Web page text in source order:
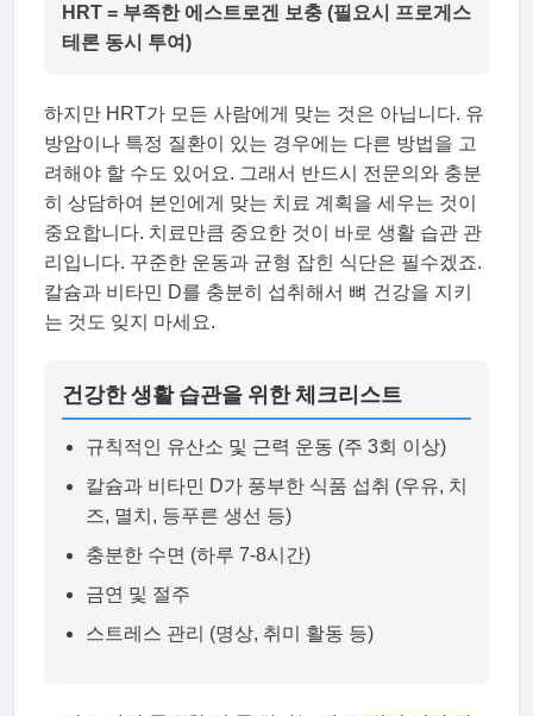
HRT = 부족한 에스트로겐 보충 (필요시 프로게스
테론 동시 투여)
하지만 HRT가 모든 사람에게 맞는 것은 아닙니다. 유
방암이나 특정 질환이 있는 경우에는 다른 방법을 고
려해야 할 수도 있어요. 그래서 반드시 전문의와 충분
히 상담하여 본인에게 맞는 치료 계획을 세우는 것이
중요합니다. 치료만큼 중요한 것이 바로 생활 습관 관
리입니다. 꾸준한 운동과 균형 잡힌 식단은 필수겠죠.
칼슘과 비타민 D를 충분히 섭취해서 뼈 건강을 지키
는 것도 잊지 마세요.
건강한 생활 습관을 위한 체크리스트
규칙적인 유산소 및 근력 운동 (주 3회 이상)
칼슘과 비타민 D가 풍부한 식품 섭취 (우유, 치
즈, 멸치, 등푸른 생선 등)
충분한 수면 (하루 7-8시간)
금연 및 절주
스트레스 관리 (명상, 취미 활동 등)